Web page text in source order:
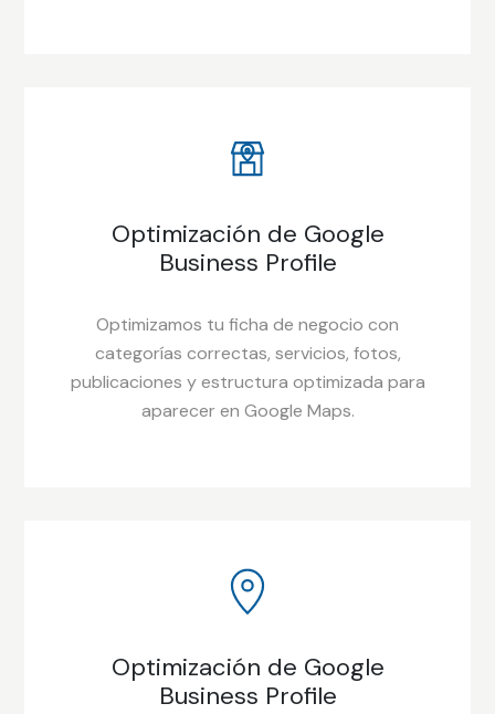
Optimización de Google
Business Profile
Optimizamos tu ficha de negocio con
categorías correctas, servicios, fotos,
publicaciones y estructura optimizada para
aparecer en Google Maps.
Optimización de Google
Business Profile